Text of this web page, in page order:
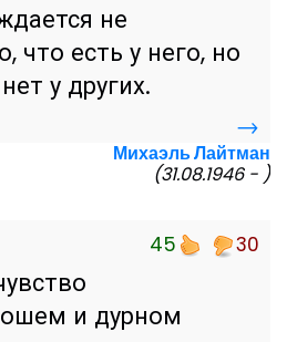
не
что есть у него, но
у других.
→
Михаэль Лайтман
(31.08.1946 - )
45 30
и дурном